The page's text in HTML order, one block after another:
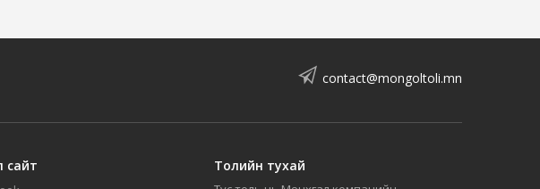
contact@mongoltoli.mn
сайт Толийн тухай